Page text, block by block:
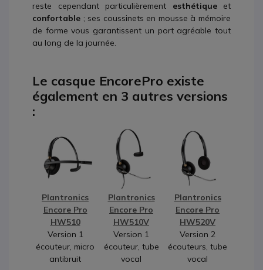
reste cependant particulièrement esthétiqueet
confortable ; ses coussinets en mousse à mémoire
de forme vous garantissent un port agréable tout
au long de la journée.
Le casque EncorePro existe
également en 3 autres versions
:
Plantronics
Encore Pro
HW510
Version 1
écouteur, micro
antibruit
Plantronics
Encore Pro
HW510V
Version 1
écouteur, tube
vocal
Plantronics
Encore Pro
HW520V
Version 2
écouteurs, tube
vocal